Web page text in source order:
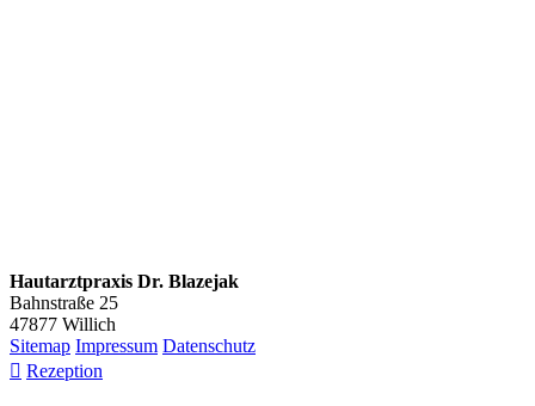
Hautarztpraxis Dr. Blazejak
Bahnstraße 25
47877 Willich
Sitemap Impressum Datenschutz
 Rezeption